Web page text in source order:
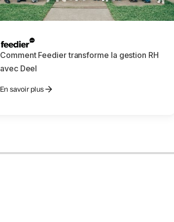
Comment Feedier transforme la gestion RH
avec Deel
En savoir plus